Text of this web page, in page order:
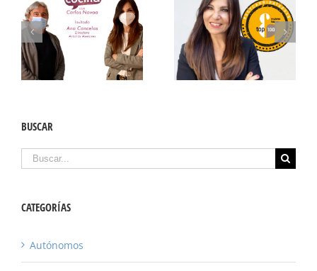
Ana Cancelas en
«Oído Cocina»
BUSCAR
Buscar
CATEGORÍAS
Autónomos